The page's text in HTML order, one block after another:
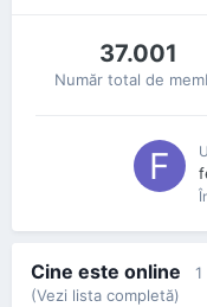
37.001
Număr total de
Cine este online
(Vezi lista completă)